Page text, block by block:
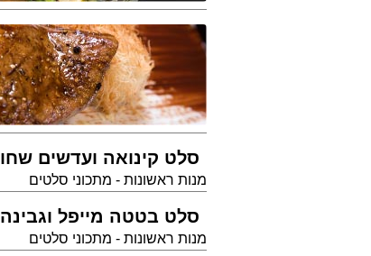
סלט קינואה ועדשים
מנות ראשונות - מתכוני סלטים
סלט בטטה מייפל
מנות ראשונות - מתכוני סלטים